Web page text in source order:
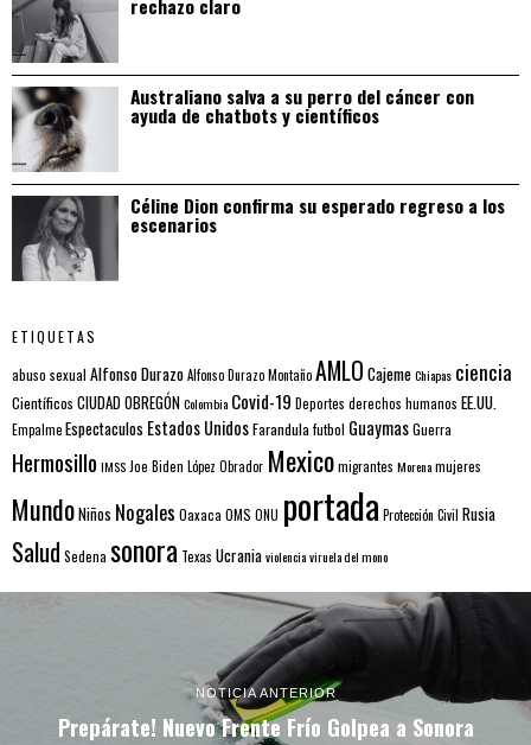
rechazo claro
Australiano salva a su perro del cáncer con
ayuda de chatbots y científicos
Céline Dion confirma su esperado regreso a los
escenarios
ETIQUETAS
abuso sexual Alfonso DurazoAlfonso Durazo MontañoAMLO CajemeChiapas ciencia
Científicos CIUDAD OBREGÓNColombia Covid-19 Deportes derechos humanos EE.UU.
EmpalmeEspectaculos Estados UnidosFarandulafutbol GuaymasGuerra
Hermosillo IMSS Joe Biden López Obrador Mexicomigrantes Morenamujeres
MundoNiños Nogales Oaxaca OMS ONU portada Protección Civil Rusia
Salud Sedena sonora Texas Ucraniaviolenciaviruela del mono
NOTICIA ANTERIOR
Prepárate! Nuevo Frente Frío Golpea a Sonora